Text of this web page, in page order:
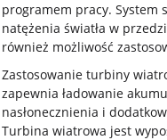
programem pracy. System
natężenia światła w
również możliwość
Zastosowanie turbiny
zapewnia ładowanie
nasłonecznienia i
Turbina wiatrowa jest